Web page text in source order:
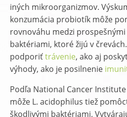
iných mikroorganizmov.
konzumácia probiotík môže
rovnováhu medzi
baktériami, ktoré žijú v
podporiťtrávenie, ako aj
výhody, ako je posilnenie
Podľa National Cancer
môže L. acidophilus tiež
škodlivými baktériami.